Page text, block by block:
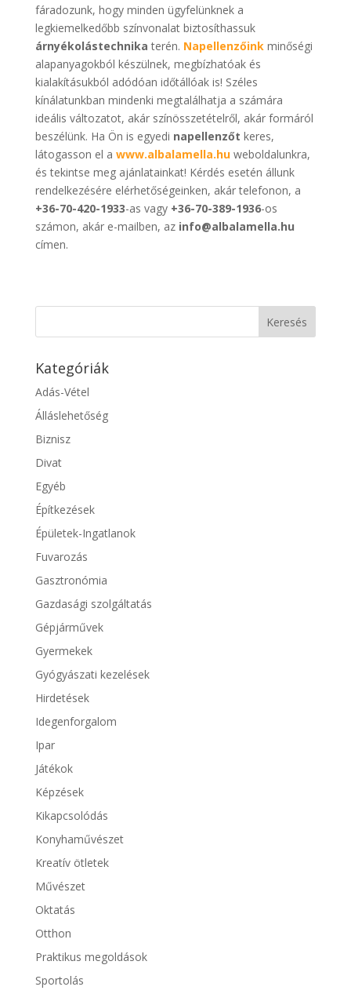
fáradozunk, hogy minden ügyfelünknek a
legkiemelkedőbb színvonalat biztosíthassuk
árnyékolástechnika terén. Napellenzőinkminőségi
alapanyagokból készülnek, megbízhatóak és
kialakításukból adódóan időtállóak is! Széles
kínálatunkban mindenki megtalálhatja a számára
ideális változatot, akár színösszetételről, akár formáról
beszélünk. Ha Ön is egyedi napellenzőt keres,
látogasson el a www.albalamella.huweboldalunkra,
és tekintse meg ajánlatainkat! Kérdés esetén állunk
rendelkezésére elérhetőségeinken, akár telefonon, a
+36-70-420-1933-as vagy +36-70-389-1936-os
számon, akár e-mailben, az info@albalamella.hu
címen.
Kategóriák
Adás-Vétel
Álláslehetőség
Biznisz
Divat
Egyéb
Építkezések
Épületek-Ingatlanok
Fuvarozás
Gasztronómia
Gazdasági szolgáltatás
Gépjárművek
Gyermekek
Gyógyászati kezelések
Hirdetések
Idegenforgalom
Ipar
Játékok
Képzések
Kikapcsolódás
Konyhaművészet
Kreatív ötletek
Művészet
Oktatás
Otthon
Praktikus megoldások
Sportolás